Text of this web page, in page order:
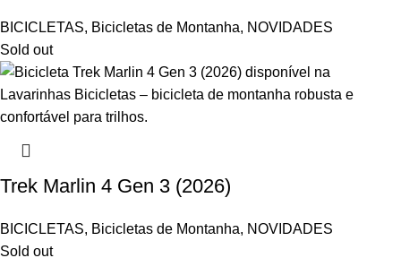
BICICLETAS, Bicicletas de Montanha, NOVIDADES
Sold out
Trek Marlin 4 Gen 3 (2026)
BICICLETAS, Bicicletas de Montanha, NOVIDADES
Sold out